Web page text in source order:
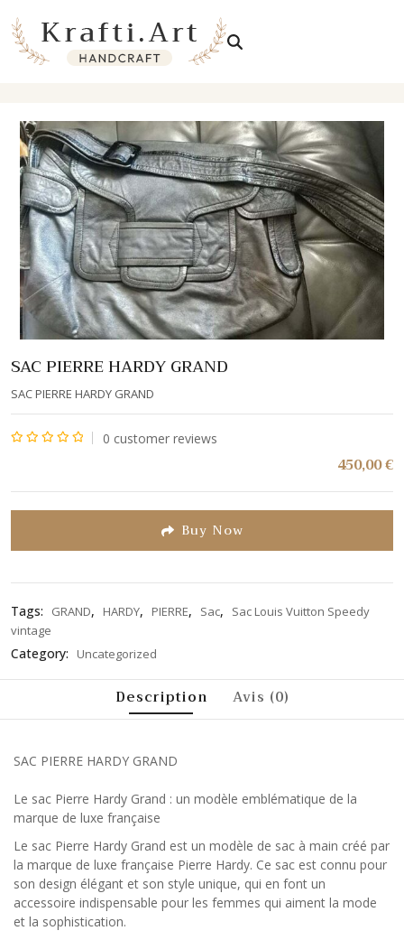
to
content
SAC PIERRE HARDY GRAND
SAC PIERRE HARDY GRAND
0 customer reviews
450,00€
Buy Now
Tags: GRAND, HARDY, PIERRE, Sac,
Sac Louis Vuitton Speedy
vintage
Category: Uncategorized
Description Avis (0)
SAC PIERRE HARDY GRAND
Le sac Pierre Hardy Grand : un modèle emblématique de la
marque de luxe française
Le sac Pierre Hardy Grand est un modèle de sac à main créé par
la marque de luxe française Pierre Hardy. Ce sac est connu pour
son design élégant et son style unique, qui en font un
accessoire indispensable pour les femmes qui aiment la mode
et la sophistication.